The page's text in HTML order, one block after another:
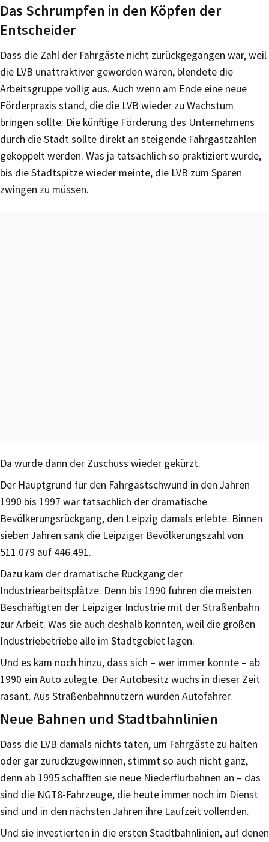
Das Schrumpfen in den Köpfen der
Entscheider
Dass die Zahl der Fahrgäste nicht zurückgegangen war, weil
die LVB unattraktiver geworden wären, blendete die
Arbeitsgruppe völlig aus. Auch wenn am Ende eine neue
Förderpraxis stand, die die LVB wieder zu Wachstum
bringen sollte: Die künftige Förderung des Unternehmens
durch die Stadt sollte direkt an steigende Fahrgastzahlen
gekoppelt werden. Was ja tatsächlich so praktiziert wurde,
bis die Stadtspitze wieder meinte, die LVB zum Sparen
zwingen zu müssen.
Da wurde dann der Zuschuss wieder gekürzt.
Der Hauptgrund für den Fahrgastschwund in den Jahren
1990 bis 1997 war tatsächlich der dramatische
Bevölkerungsrückgang, den Leipzig damals erlebte. Binnen
sieben Jahren sank die Leipziger Bevölkerungszahl von
511.079 auf 446.491.
Dazu kam der dramatische Rückgang der
Industriearbeitsplätze. Denn bis 1990 fuhren die meisten
Beschäftigten der Leipziger Industrie mit der Straßenbahn
zur Arbeit. Was sie auch deshalb konnten, weil die großen
Industriebetriebe alle im Stadtgebiet lagen.
Und es kam noch hinzu, dass sich – wer immer konnte – ab
1990 ein Auto zulegte. Der Autobesitz wuchs in dieser Zeit
rasant. Aus Straßenbahnnutzern wurden Autofahrer.
Neue Bahnen und Stadtbahnlinien
Dass die LVB damals nichts taten, um Fahrgäste zu halten
oder gar zurückzugewinnen, stimmt so auch nicht ganz,
denn ab 1995 schafften sie neue Niederflurbahnen an – das
sind die NGT8-Fahrzeuge, die heute immer noch im Dienst
sind und in den nächsten Jahren ihre Laufzeit vollenden.
Und sie investierten in die ersten Stadtbahnlinien, auf denen